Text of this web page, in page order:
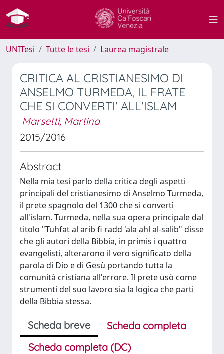
UNITesi Tutte le tesi Laurea magistrale
CRITICA AL CRISTIANESIMO DI
ANSELMO TURMEDA, IL FRATE
CHE SI CONVERTI' ALL'ISLAM
Marsetti, Martina
2015/2016
Abstract
Nella mia tesi parlo della critica degli aspetti
principali del cristianesimo di Anselmo Turmeda,
il prete spagnolo del 1300 che si convertì
all'islam. Turmeda, nella sua opera principale dal
titolo "Tuhfat al arib fi radd 'ala ahl al-salib" disse
che gli autori della Bibbia, in primis i quattro
evangelisti, alterarono il vero significato della
parola di Dio e di Gesù portando tutta la
comunità cristiana all'errore. Il prete usò come
strumenti del suo lavoro sia la logica che parti
della Bibbia stessa.
Scheda breve
Scheda completa
Scheda completa (DC)